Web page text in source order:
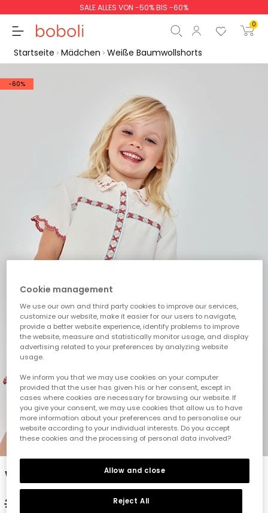
SALE ALLES VON -50% BIS -60%
0
Gesamtbetrag
Start der Bestellung
Startseite Mädchen Weiße Baumwollshorts
-60%
2 3 4 5
Weiße Baumwollshorts
29,95 €
11,95 €
Cookie management
We use our own and third party cookies to improve our services,
customize our website, make it easier for our users to navigate,
provide a better website experience, identify problems to improve
the website, measure and statistically monitor usage, and display
advertising related to your preferences by analyzing website
usage.
We inform you that we may use cookies on your computer
provided that the user has given his or her consent, except in
cases where cookies are necessary for browsing our website. If
you give your consent, we may use cookies that allow us to have
more information about your preferences and to personalise our
website according to your individual interests. Do you accept
these cookies and the processing of personal data involved?
Reject All
Allow and close